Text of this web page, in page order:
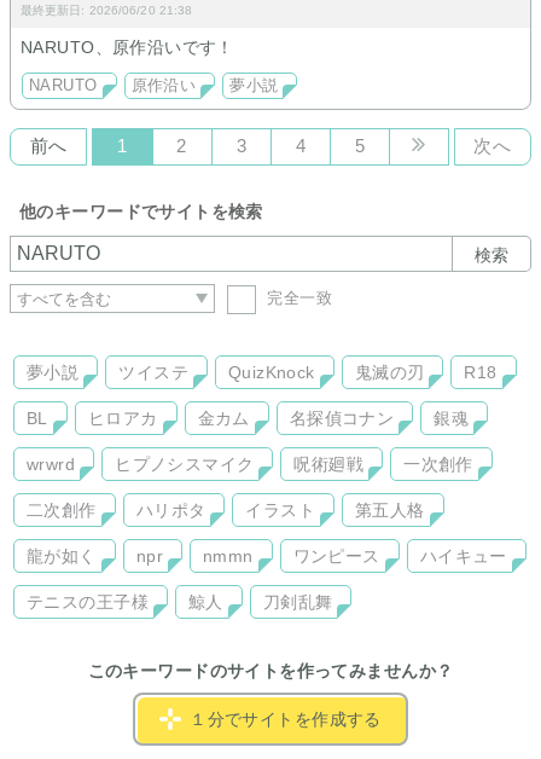
最終更新日: 2026/06/20 21:38
NARUTO、原作沿いです！
NARUTO 原作沿い 夢小説
前へ 1 2 3 4 5 次へ
他のキーワードでサイトを検索
検索
完全一致
夢小説 ツイステ QuizKnock 鬼滅の刃 R18
BL ヒロアカ 金カム 名探偵コナン 銀魂
wrwrd ヒプノシスマイク 呪術廻戦 一次創作
二次創作 ハリポタ イラスト 第五人格
龍が如く npr nmmn ワンピース ハイキュー
テニスの王子様 鯨人 刀剣乱舞
このキーワードのサイトを作ってみませんか？
１分でサイトを作成する